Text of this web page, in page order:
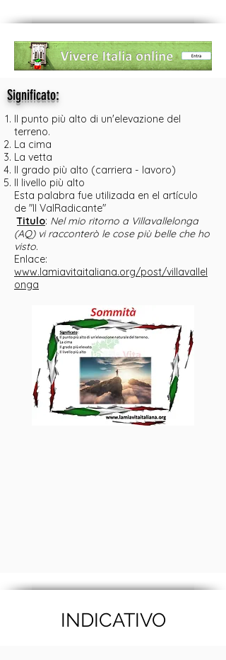
Significato:
Il punto più alto di un'elevazione del
terreno.
La cima
La vetta
Il grado più alto (carriera - lavoro)
Il livello più alto
Esta palabra fue utilizada en el artículo
de "Il ValRadicante"
Titulo: Nel mio ritorno a Villavallelonga
(AQ) vi racconterò le cose più belle che ho
visto.
Enlace:
www.lamiavitaitaliana.org/post/villavallel
onga
INDICATIVO